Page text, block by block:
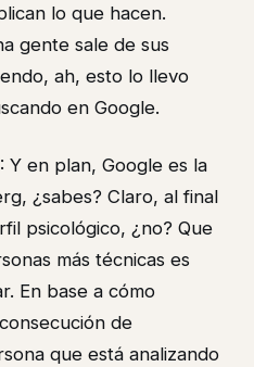
lo que hacen.
gente sale de sus
ah, esto lo llevo
en Google.
Y en plan, Google es la
¿sabes? Claro, al final
psicológico, ¿no? Que
más técnicas es
En base a cómo
de
que está analizando